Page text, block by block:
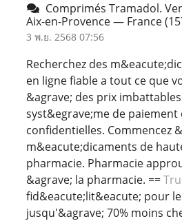
Comprimés Tramadol.
Aix-en-Provence — France
3 พ.ย. 2568 07:56
Recherchez des
en ligne fiable a tout ce que
&agrave; des prix
syst&egrave;me de
confidentielles. Commencez
m&eacute;dicaments de
pharmacie. Pharmacie
&agrave; la pharmacie. ==
fid&eacute;lit&eacute; pour
jusqu'&agrave; 70% moins